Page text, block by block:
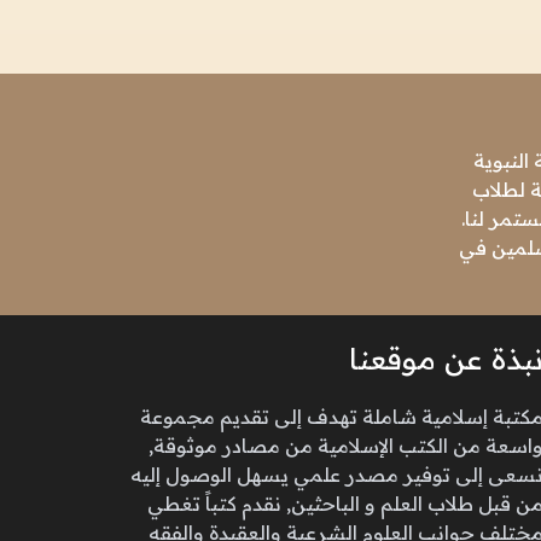
لطلاب
لنا.
في
نبذة عن موقعنا
مكتبة إسلامية شاملة تهدف إلى تقديم مجموعة
واسعة من الكتب الإسلامية من مصادر موثوقة,
نسعى إلى توفير مصدر علمي يسهل الوصول إليه
من قبل طلاب العلم و الباحثين, نقدم كتباً تغطي
مختلف جوانب العلوم الشرعية والعقيدة والفقه